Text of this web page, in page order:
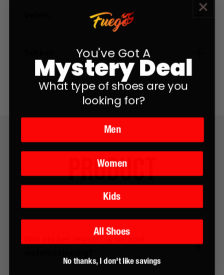
Product
You've Got A
Mystery Deal
What type of shoes are you
looking for?
Men
Women
Kids
All Shoes
No thanks, I don't like savings